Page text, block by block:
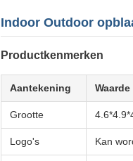
Indoor Outdoor
Productkenmerken
Aantekening Waarde
Grootte
Logo's Kan